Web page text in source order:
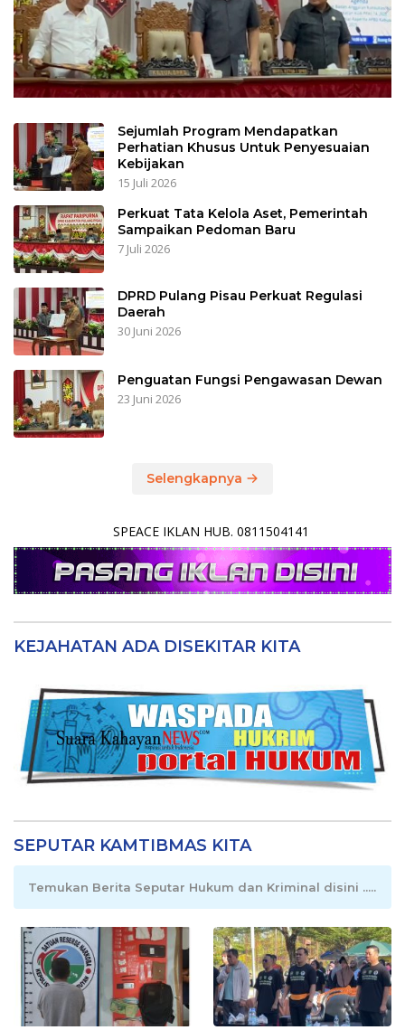
Sejumlah Program Mendapatkan
Perhatian Khusus Untuk Penyesuaian
Kebijakan
15 Juli 2026
Perkuat Tata Kelola Aset, Pemerintah
Sampaikan Pedoman Baru
7 Juli 2026
DPRD Pulang Pisau Perkuat Regulasi
Daerah
30 Juni 2026
Penguatan Fungsi Pengawasan Dewan
23 Juni 2026
Selengkapnya
SPEACE IKLAN HUB. 0811504141
KEJAHATAN ADA DISEKITAR KITA
SEPUTAR KAMTIBMAS KITA
Temukan Berita Seputar Hukum dan Kriminal disini .....